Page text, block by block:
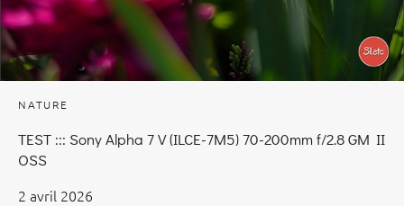
NATURE
TEST ::: Sony Alpha 7 V (ILCE-7M5) 70-200mm f/2.8 GM II
OSS
2 avril 2026